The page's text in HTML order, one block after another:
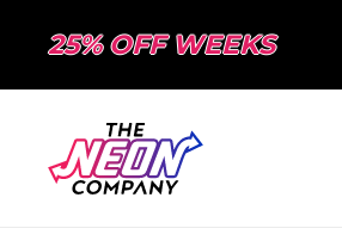
25% OFF WEEKS